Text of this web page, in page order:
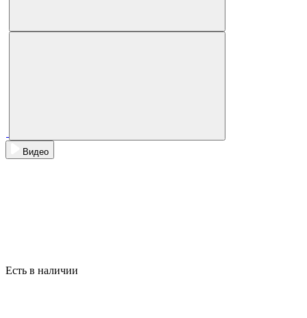
Видео
Есть в наличии